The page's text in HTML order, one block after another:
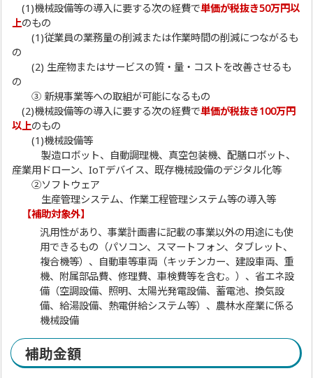
(1)機械設備等の導入に要する次の経費で単価が税抜き50万円以
上のもの
(1)従業員の業務量の削減または作業時間の削減につながるも
の
(2) 生産物またはサービスの質・量・コストを改善させるも
の
③ 新規事業等への取組が可能になるもの
(2)機械設備等の導入に要する次の経費で単価が税抜き100万円
以上のもの
(1)機械設備等
製造ロボット、自動調理機、真空包装機、配膳ロボット、
産業用ドローン、IoTデバイス、既存機械設備のデジタル化等
②ソフトウェア
生産管理システム、作業工程管理システム等の導入等
【補助対象外】
汎用性があり、事業計画書に記載の事業以外の用途にも使
用できるもの（パソコン、スマートフォン、タブレット、
複合機等）、自動車等車両（キッチンカー、建設車両、重
機、附属部品費、修理費、車検費等を含む。）、省エネ設
備（空調設備、照明、太陽光発電設備、蓄電池、換気設
備、給湯設備、熱電併給システム等）、農林水産業に係る
機械設備
補助金額